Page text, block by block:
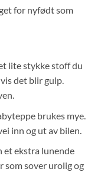
for nyfødt som
lite stykke stoff du
det blir gulp.
brukes mye.
inn og ut av bilen.
et ekstra lunende
som sover urolig og